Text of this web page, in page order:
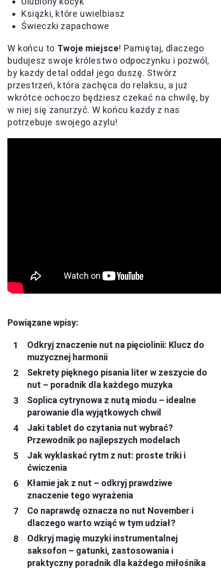
Książki, które uwielbiasz
Świeczki zapachowe
W końcu to Twoje miejsce! Pamiętaj, dlaczego
budujesz swoje królestwo odpoczynku i pozwól,
by każdy detal oddał jego duszę. Stwórz
przestrzeń, która zachęca do relaksu, a już
wkrótce ochoczo będziesz czekać na chwilę, by
w niej się zanurzyć. W końcu każdy z nas
potrzebuje swojego azylu!
Powiązane wpisy:
Odkryj znaczenie nut na pięciolinii: Klucz do
muzycznej harmonii
Sekrety pięknego pisania liter w zeszycie do
nut – poradnik dla każdego muzyka
Soplica cytrynowa z nutą miodu – idealne
parowanie dla wyjątkowych chwil
Jaki tablet do czytania nut wybrać?
Przewodnik po najlepszych modelach
Jak wyklaskać rytm z nut: proste triki i
ćwiczenia
Kłamie jak z nut – odkryj prawdziwe
znaczenie tego wyrażenia
Co naprawdę oznacza no nut November i
dlaczego warto wziąć w tym udział?
Odkryj magię muzyki instrumentalnej
saksofon – gatunki, zastosowania i
praktyczny poradnik dla każdego miłośnika